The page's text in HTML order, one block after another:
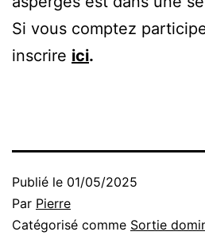
Si vous comptez
inscrire ici.
Publié le 01/05/2025
Par Pierre
Catégorisé comme Sortie